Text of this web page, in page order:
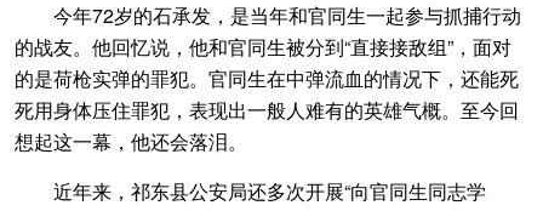
今年72岁的石承发，是当年和官同生一起参与抓捕行动
的战友。他回忆说，他和官同生被分到“直接接敌组”，面对
的是荷枪实弹的罪犯。官同生在中弹流血的情况下，还能死
死用身体压住罪犯，表现出一般人难有的英雄气概。至今回
想起这一幕，他还会落泪。
近年来，祁东县公安局还多次开展“向官同生同志学